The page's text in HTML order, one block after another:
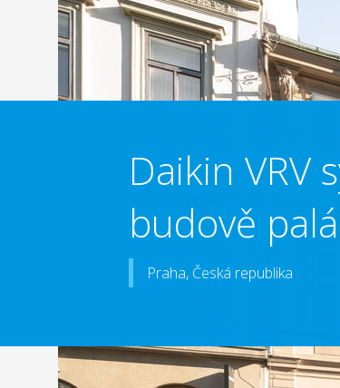
Daikin VRV
budově
Praha, Česká republika